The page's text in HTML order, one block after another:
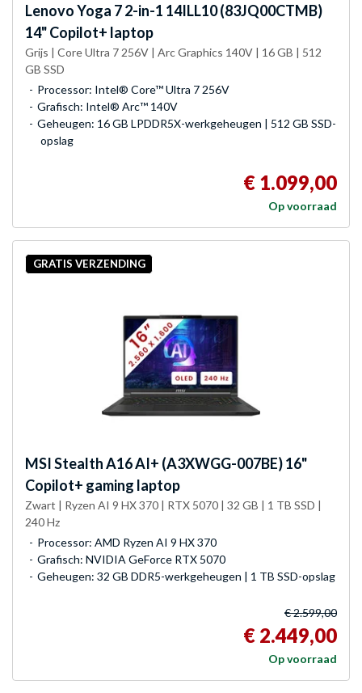
LenovoYoga 7 2-in-1 14ILL10 (83JQ00CTMB)
14" Copilot+ laptop
Grijs | Core Ultra 7 256V | Arc Graphics 140V | 16 GB | 512
GB SSD
Processor: Intel® Core™ Ultra 7 256V
Grafisch: Intel® Arc™ 140V
Geheugen: 16 GB LPDDR5X-werkgeheugen | 512 GB SSD-
opslag
€ 1.099,00
Op voorraad
GRATIS VERZENDING
MSIStealth A16 AI+ (A3XWGG-007BE) 16"
Copilot+ gaming laptop
Zwart | Ryzen AI 9 HX 370 | RTX 5070 | 32 GB | 1 TB SSD |
240 Hz
Processor: AMD Ryzen AI 9 HX 370
Grafisch: NVIDIA GeForce RTX 5070
Geheugen: 32 GB DDR5-werkgeheugen | 1 TB SSD-opslag
€ 2.599,00
€ 2.449,00
Op voorraad